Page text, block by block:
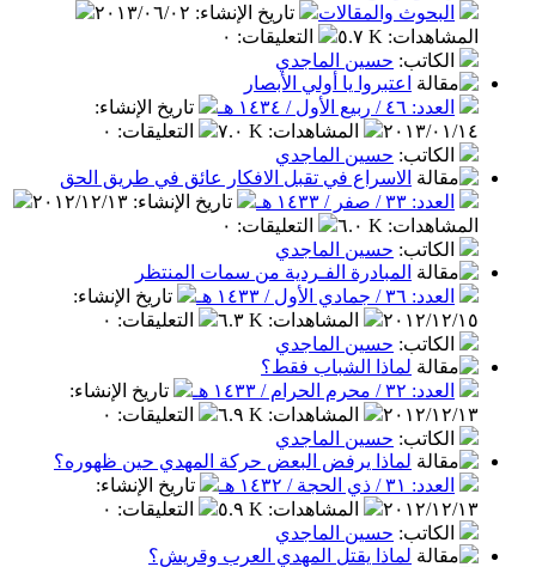
البحوث والمقالات
تاريخ الإنشاء: ٢٠١٣/٠٦/٠٢
المشاهدات: ٥.٧ K التعليقات: ٠
الكاتب: حسين الماجدي
اعتبروا يا أولي الأبصار
العدد: ٤٦ / ربيع الأول / ١٤٣٤ هـ
تاريخ الإنشاء:
٢٠١٣/٠١/١٤
المشاهدات: ٧.٠ K التعليقات: ٠
الكاتب: حسين الماجدي
الاسراع في تقبل الافكار عائق في طريق الحق
العدد: ٣٣ / صفر / ١٤٣٣ هـ
تاريخ الإنشاء: ٢٠١٢/١٢/١٣
المشاهدات: ٦.٠ K التعليقات: ٠
الكاتب: حسين الماجدي
المبادرة الفـردية من سمات المنتظر
العدد: ٣٦ / جمادي الأول / ١٤٣٣ هـ
تاريخ الإنشاء:
٢٠١٢/١٢/١٥
المشاهدات: ٦.٣ K التعليقات: ٠
الكاتب: حسين الماجدي
لماذا الشباب فقط؟
العدد: ٣٢ / محرم الحرام / ١٤٣٣ هـ
تاريخ الإنشاء:
٢٠١٢/١٢/١٣
المشاهدات: ٦.٩ K التعليقات: ٠
الكاتب: حسين الماجدي
لماذا يرفض البعض حركة المهدي حين ظهوره؟
العدد: ٣١ / ذي الحجة / ١٤٣٢ هـ
تاريخ الإنشاء:
٢٠١٢/١٢/١٣
المشاهدات: ٥.٩ K التعليقات: ٠
الكاتب: حسين الماجدي
لماذا يقتل المهدي العرب وقريش؟